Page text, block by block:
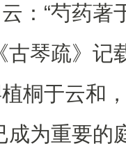
：“芍药著
古琴疏》记
桐于云和
成为重要的